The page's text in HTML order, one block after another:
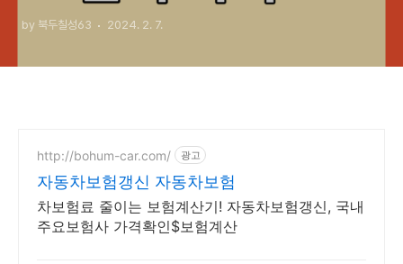
by 북두칠성63 2024. 2. 7.
http://bohum-car.com/ 광고
자동차보험갱신 자동차보험
차보험료 줄이는 보험계산기! 자동차보험갱신, 국내
주요보험사 가격확인$보험계산